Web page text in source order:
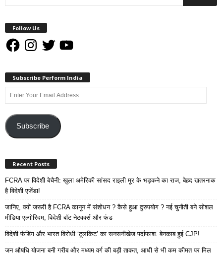
Follow Us
FacebookInstagram
Twitter YouTube
Subscribe Perform India
Enter
Your
Email
AddressSubscribe
Recent Posts
FCRA पर विदेशी बेचैनी: खुला अमेरिकी सांसद राइली मूर के भड़कने का राज, बेहद खतरनाक
है विदेशी एजेंडा!
जानिए, क्यों जरूरी है FCRA कानून में संशोधन ? कैसे हुआ दुरुपयोग ? नई चुनौती बने सोशल
मीडिया एल्गोरिदम, विदेशी बॉट नेटवर्क्स और फंड
विदेशी फंडिंग और भारत विरोधी ‘टूलकिट’ का सनसनीखेज पर्दाफाश: बेनकाब हुई CJP!
जन औषधि योजना बनी गरीब और मध्यम वर्ग की बड़ी ताकत, आधी से भी कम कीमत पर मिल